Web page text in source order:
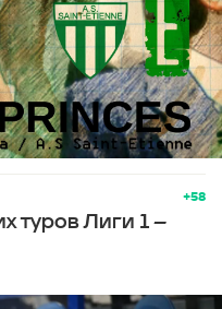
+58
туров Лиги 1 –